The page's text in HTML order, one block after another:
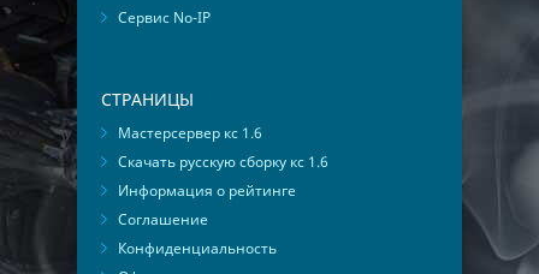
Сервис No-IP
СТРАНИЦЫ
Мастерсервер кс 1.6
Скачать русскую сборку кс 1.6
Информация о рейтинге
Соглашение
Конфиденциальность